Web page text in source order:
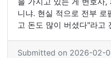
니냐. 현실 적으로 전부 로
고 돈도 많이 버셨다"라고
Submitted on 2026-02-